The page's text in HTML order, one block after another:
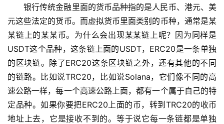
银行传统金融里面的货币品种指的是人民币、港元、美
元这些法定的货币。而虚拟货币里面类别的币种，通常是某
某链上的某某币。为什么会出现某某链上呢？因为同样是
USDT这个品种，这条链上面的USDT，ERC20是一条单独
的区块链。除了ERC20这条区块链之外，还有其他的不同
的链路。比如说TRC20，比如说Solana，它们像不同的高
速公路一样，每一个高速公路上面，都有一个属于自己的特
定品种。如果你要把ERC20上面的币，转到TRC20的收币
地址上去，它是接收不到的。等于说它每一条链都是单独